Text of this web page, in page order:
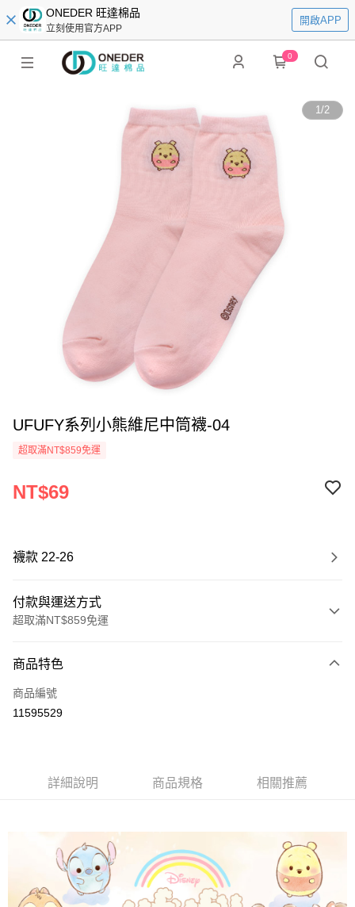
ONEDER 旺達棉品
立刻使用官方APP
開啟APP
0
1/2
UFUFY系列小熊維尼中筒襪-04
超取滿NT$859免運
NT$69
襪款 22-26
付款與運送方式
超取滿NT$859免運
信用卡一次付款
超商取貨付款
ATM付款
運送方式
商品特色
商品編號
11595529
詳細說明 商品規格 相關推薦